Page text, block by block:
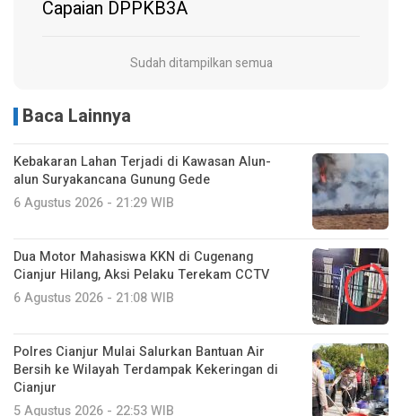
Capaian DPPKB3A
Sudah ditampilkan semua
Baca Lainnya
Kebakaran Lahan Terjadi di Kawasan Alun-
alun Suryakancana Gunung Gede
6 Agustus 2026 - 21:29 WIB
Dua Motor Mahasiswa KKN di Cugenang
Cianjur Hilang, Aksi Pelaku Terekam CCTV
6 Agustus 2026 - 21:08 WIB
Polres Cianjur Mulai Salurkan Bantuan Air
Bersih ke Wilayah Terdampak Kekeringan di
Cianjur
5 Agustus 2026 - 22:53 WIB